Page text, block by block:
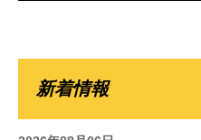
新着情報